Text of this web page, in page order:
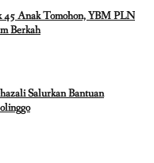
45 Anak Tomohon, YBM PLN
Berkah
Salurkan Bantuan